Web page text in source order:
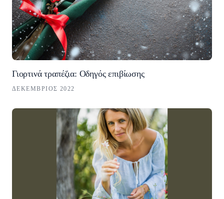
Γιορτινά τραπέζια: Οδηγός επιβίωσης
ΔΕΚΈΜΒΡΙΟΣ 2022